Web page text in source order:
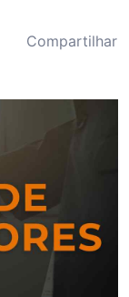
Compartilhar